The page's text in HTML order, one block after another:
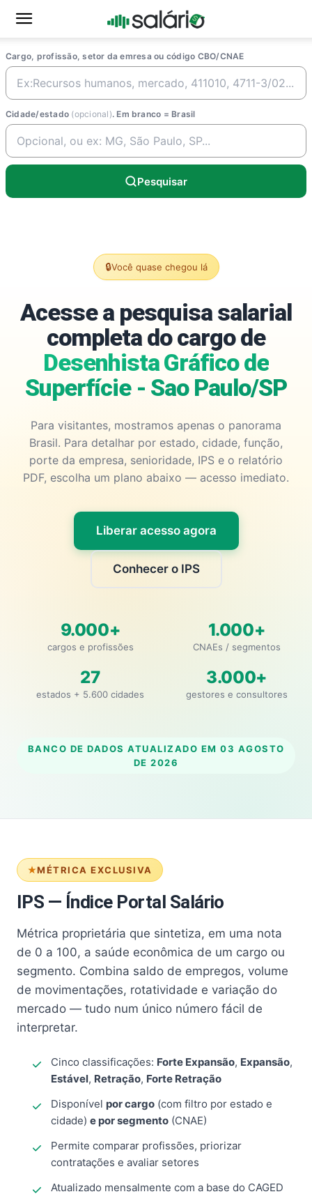
Cargo, profissão, setor da emresa ou código CBO/CNAE
Cidade/estado (opcional). Em branco = Brasil
Pesquisar
🔒Você quase chegou lá
Acesse a pesquisa salarial
completa do cargo de
Desenhista Gráfico de
Superfície - Sao Paulo/SP
Para visitantes, mostramos apenas o panorama
Brasil. Para detalhar por estado, cidade, função,
porte da empresa, senioridade, IPS e o relatório
PDF, escolha um plano abaixo — acesso imediato.
Liberar acesso agora
Conhecer o IPS
9.000+
cargos e profissões
1.000+
CNAEs / segmentos
27
estados + 5.600 cidades
3.000+
gestores e consultores
BANCO DE DADOS ATUALIZADO EM 03 AGOSTO
DE 2026
MÉTRICA EXCLUSIVA
IPS — Índice Portal Salário
Métrica proprietária que sintetiza, em uma nota
de 0 a 100, a saúde econômica de um cargo ou
segmento. Combina saldo de empregos, volume
de movimentações, rotatividade e variação do
mercado — tudo num único número fácil de
interpretar.
Cinco classificações: Forte Expansão, Expansão,
Estável, Retração, Forte Retração
Disponível por cargo (com filtro por estado e
cidade) e por segmento (CNAE)
Permite comparar profissões, priorizar
contratações e avaliar setores
Atualizado mensalmente com a base do CAGED